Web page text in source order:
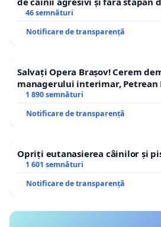
46 semnături
Notificare de transparență
Salvați Opera Brașov! Cerem
managerului interimar, Petrean
1 890 semnături
Notificare de transparență
Opriți eutanasierea câinilor și
1 601 semnături
Notificare de transparență